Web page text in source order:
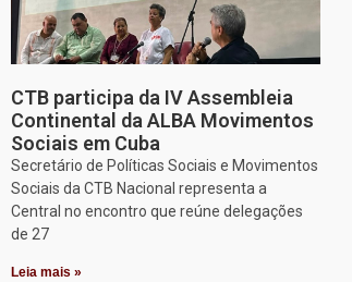
CTB participa da IV Assembleia
Continental da ALBA Movimentos
Sociais em Cuba
Secretário de Políticas Sociais e Movimentos
Sociais da CTB Nacional representa a
Central no encontro que reúne delegações
de 27
Leia mais »